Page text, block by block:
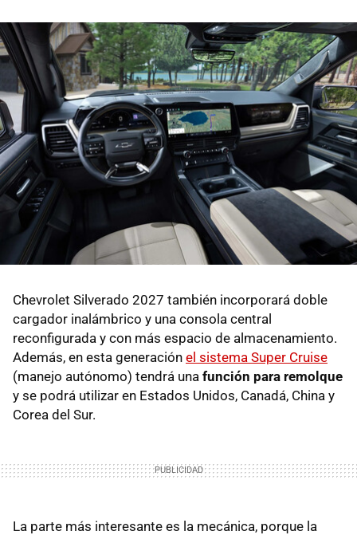
Chevrolet Silverado 2027 también incorporará doble
cargador inalámbrico y una consola central
reconfigurada y con más espacio de almacenamiento.
Además, en esta generación el sistema Super Cruise
(manejo autónomo) tendrá una función para remolque
y se podrá utilizar en Estados Unidos, Canadá, China y
Corea del Sur.
La parte más interesante es la mecánica, porque la